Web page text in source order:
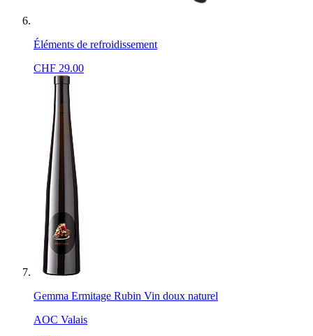
Éléments de refroidissement
CHF 29.00
Gemma Ermitage Rubin Vin doux naturel
AOC Valais